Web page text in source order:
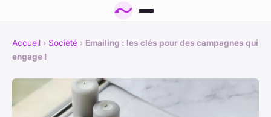
Accueil › Société › Emailing : les clés pour des campagnes qui
engage !